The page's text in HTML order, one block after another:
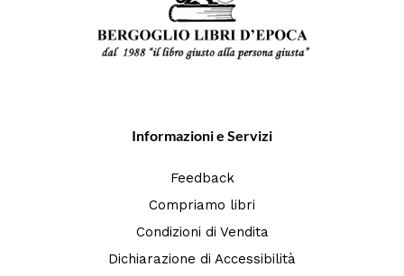
Informazioni e Servizi
Feedback
Compriamo libri
Condizioni di Vendita
Dichiarazione di Accessibilità